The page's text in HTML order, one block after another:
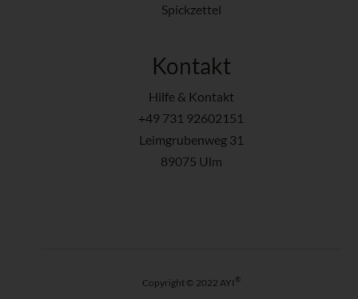
Spickzettel
Kontakt
Hilfe & Kontakt
+49 731 92602151
Leimgrubenweg 31
89075 Ulm
Copyright © 2022 AYI ®